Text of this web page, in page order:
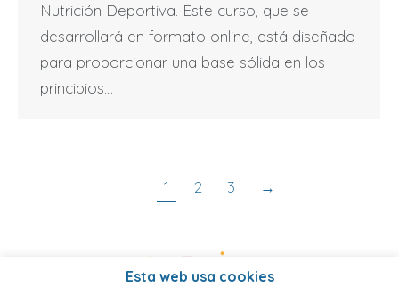
Nutrición Deportiva. Este curso, que se
desarrollará en formato online, está diseñado
para proporcionar una base sólida en los
principios…
1 2 3 →
Esta web usa cookies